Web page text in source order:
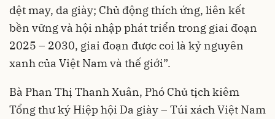
dệt may, da giày; Chủ động thích ứng, liên kết
bền vững và hội nhập phát triển trong giai đoạn
2025 – 2030, giai đoạn được coi là kỷ nguyên
xanh của Việt Nam và thế giới”.
Bà Phan Thị Thanh Xuân, Phó Chủ tịch kiêm
Tổng thư ký Hiệp hội Da giày – Túi xách Việt Nam